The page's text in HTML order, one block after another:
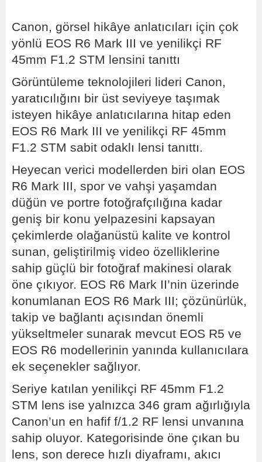
Canon, görsel hikâye anlatıcıları için çok
yönlü EOS R6 Mark III ve yenilikçi RF
45mm F1.2 STM lensini tanıttı
Görüntüleme teknolojileri lideri Canon,
yaratıcılığını bir üst seviyeye taşımak
isteyen hikâye anlatıcılarına hitap eden
EOS R6 Mark III ve yenilikçi RF 45mm
F1.2 STM sabit odaklı lensi tanıttı.
Heyecan verici modellerden biri olan EOS
R6 Mark III, spor ve vahşi yaşamdan
düğün ve portre fotoğrafçılığına kadar
geniş bir konu yelpazesini kapsayan
çekimlerde olağanüstü kalite ve kontrol
sunan, geliştirilmiş video özelliklerine
sahip güçlü bir fotoğraf makinesi olarak
öne çıkıyor. EOS R6 Mark II’nin üzerinde
konumlanan EOS R6 Mark III; çözünürlük,
takip ve bağlantı açısından önemli
yükseltmeler sunarak mevcut EOS R5 ve
EOS R6 modellerinin yanında kullanıcılara
ek seçenekler sağlıyor.
Seriye katılan yenilikçi RF 45mm F1.2
STM lens ise yalnızca 346 gram ağırlığıyla
Canon’un en hafif f/1.2 RF lensi unvanına
sahip oluyor. Kategorisinde öne çıkan bu
lens, son derece hızlı diyaframı, akıcı